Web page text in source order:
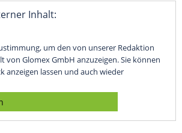
Inhalt:
um den von unserer Redaktion
von Glomex GmbH anzuzeigen. Sie können
anzeigen lassen und auch wieder